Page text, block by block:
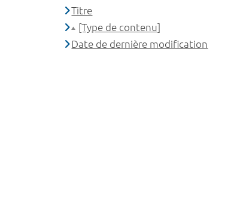
Titre
[Type de contenu]
Date de dernière modification